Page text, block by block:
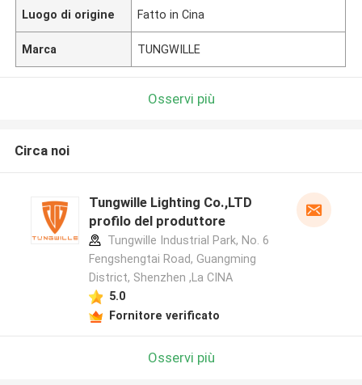
Luogo di origine Fatto in Cina
Marca TUNGWILLE
Osservi più
Circa noi
Tungwille Lighting Co.,LTD
profilo del produttore
Tungwille Industrial Park, No. 6
Fengshengtai Road, Guangming
District, Shenzhen ,La CINA
5.0
Fornitore verificato
Osservi più